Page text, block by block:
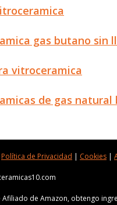
gas butano sin
vitroceramica
de gas natural
Política de Privacidad | Cookies |
Afiliado de Amazon, obtengo